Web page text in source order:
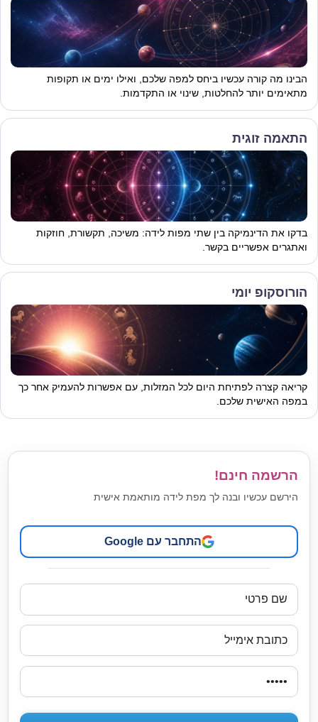
הבינו מה קורה עכשיו ביחס למפה שלכם, ואילו ימים או תקופות
מתאימים יותר להחלטות, שינוי או התקדמות.
התאמה זוגית
בדקו את הדינמיקה בין שתי מפות לידה: משיכה, תקשורת, חוזקות
ואתגרים אפשריים בקשר.
הורוסקופ יומי
קריאה קצרה לפתיחת היום לכל המזלות, עם אפשרות להעמיק אחר כך
במפה האישית שלכם.
הרשמה חינם!
הירשם עכשיו ובנה לך מפת לידה מותאמת אישית
התחבר עם Google